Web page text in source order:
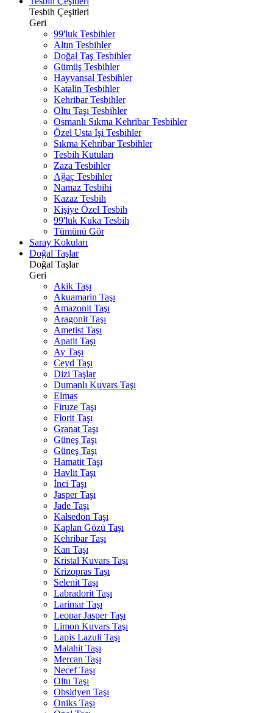
Tesbih Çeşitleri
Geri
99'luk Tesbihler
Altın Tesbihler
Doğal Taş Tesbihler
Gümüş Tesbihler
Hayvansal Tesbihler
Katalin Tesbihler
Kehribar Tesbihler
Oltu Taşı Tesbihler
Osmanlı Sıkma Kehribar Tesbihler
Özel Usta İşi Tesbihler
Sıkma Kehribar Tesbihler
Tesbih Kutuları
Zaza Tesbihler
Ağaç Tesbihler
Namaz Tesbihi
Kazaz Tesbih
Kişiye Özel Tesbih
99'luk Kuka Tesbih
Tümünü Gör
Saray Kokuları
Doğal Taşlar
Doğal Taşlar
Geri
Akik Taşı
Akuamarin Taşı
Amazonit Taşı
Aragonit Taşı
Ametist Taşı
Apatit Taşı
Ay Taşı
Ceyd Taşı
Dizi Taşlar
Dumanlı Kuvars Taşı
Elmas
Firuze Taşı
Florit Taşı
Granat Taşı
Güneş Taşı
Güneş Taşı
Hamatit Taşı
Havlit Taşı
İnci Taşı
Jasper Taşı
Jade Taşı
Kalsedon Taşı
Kaplan Gözü Taşı
Kehribar Taşı
Kan Taşı
Kristal Kuvars Taşı
Krizopras Taşı
Selenit Taşı
Labradorit Taşı
Larimar Taşı
Leopar Jasper Taşı
Limon Kuvars Taşı
Lapis Lazuli Taşı
Malahit Taşı
Mercan Taşı
Necef Taşı
Oltu Taşı
Obsidyen Taşı
Oniks Taşı